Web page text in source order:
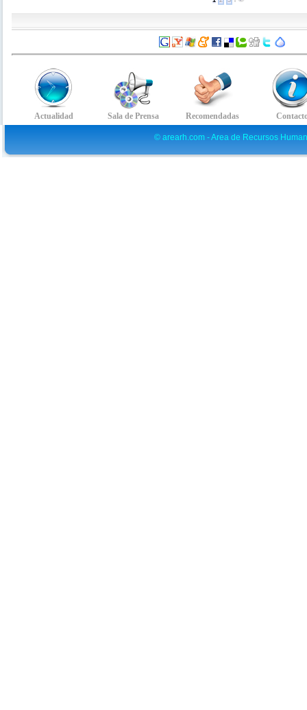
© arearh.com - Area de Recursos